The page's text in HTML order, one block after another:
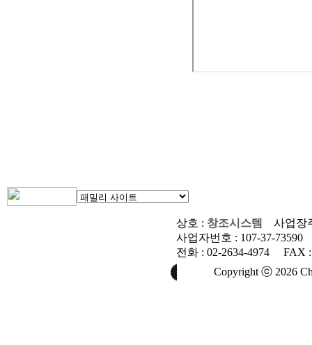
상호 : 창조시스템
사업장
사업자번호 : 107-37-73590
전화 : 02-2634-4974
FAX
Copyright ⓒ 2026